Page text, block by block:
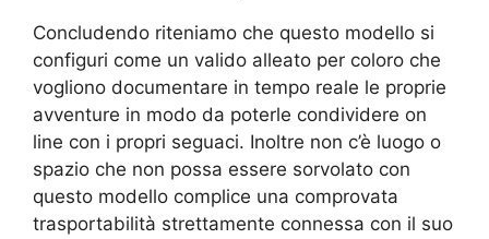
Concludendo riteniamo che questo modello si
configuri come un valido alleato per coloro che
vogliono documentare in tempo reale le proprie
avventure in modo da poterle condividere on
line con i propri seguaci. Inoltre non c’è luogo o
spazio che non possa essere sorvolato con
questo modello complice una comprovata
trasportabilità strettamente connessa con il suo